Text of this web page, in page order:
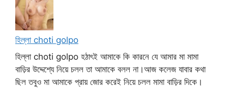
হিল্লা choti golpo
হিল্লা choti golpo হঠাৎই আমাকে কি কারনে যে আমার মা মামা
বাড়ির উদ্দেশ্যে নিয়ে চলল তা আমাকে বলল না।আজ কলেজ যাবার কথা
ছিল তবুও মা আমাকে প্রায় জোর করেই নিয়ে চলল মামা বাড়ির দিকে।